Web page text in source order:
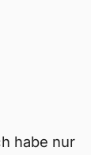
habe nur